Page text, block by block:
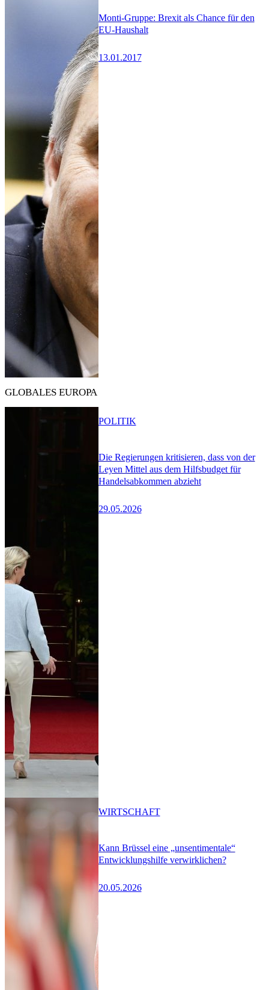
Monti-Gruppe: Brexit als Chance für den
EU-Haushalt
13.01.2017
GLOBALES EUROPA
Die Regierungen kritisieren, dass von der
Leyen Mittel aus dem Hilfsbudget für
Handelsabkommen abzieht
29.05.2026
POLITIK
Kann Brüssel eine „unsentimentale“
Entwicklungshilfe verwirklichen?
20.05.2026
WIRTSCHAFT